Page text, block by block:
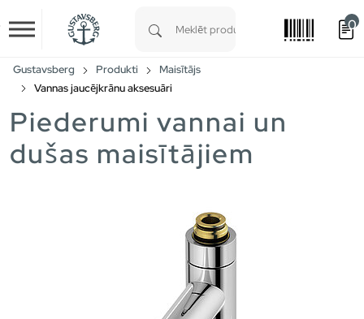
Skip to main content
0
Gustavsberg Produkti
Maisītājs
Vannas jaucējkrānu aksesuāri
Piederumi vannai un
dušas maisītājiem